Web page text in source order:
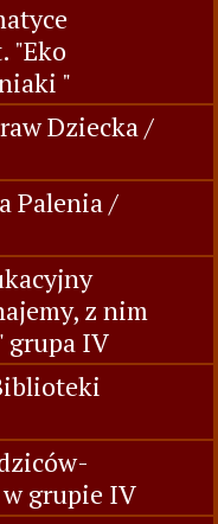
"Eko
"
Dziecka /
Palenia /
z nim
grupa IV
grupie IV